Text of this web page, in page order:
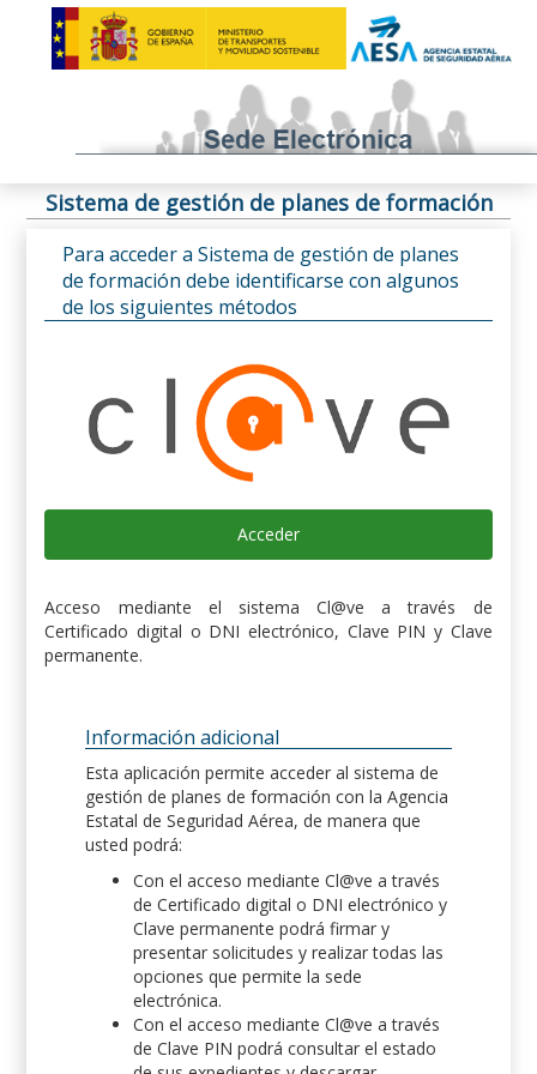
Sistema de gestión de planes de formación
Para acceder a Sistema de gestión de planes
de formación debe identificarse con algunos
de los siguientes métodos
Acceder
Acceso mediante el sistema Cl@ve a través de
Certificado digital o DNI electrónico, Clave PIN y Clave
permanente.
Información adicional
Esta aplicación permite acceder al sistema de
gestión de planes de formación con la Agencia
Estatal de Seguridad Aérea, de manera que
usted podrá:
Con el acceso mediante Cl@ve a través
de Certificado digital o DNI electrónico y
Clave permanente podrá firmar y
presentar solicitudes y realizar todas las
opciones que permite la sede
electrónica.
Con el acceso mediante Cl@ve a través
de Clave PIN podrá consultar el estado